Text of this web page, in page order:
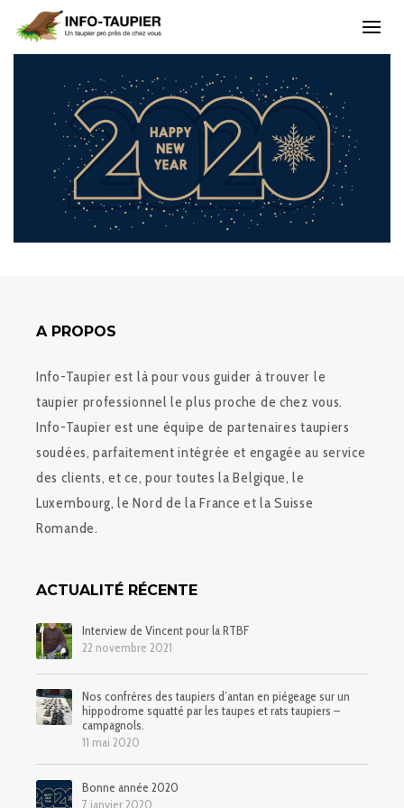
A PROPOS
Info-Taupier est là pour vous guider à trouver le
taupier professionnel le plus proche de chez vous.
Info-Taupier est une équipe de partenaires taupiers
soudées, parfaitement intégrée et engagée au service
des clients, et ce, pour toutes la Belgique, le
Luxembourg, le Nord de la France et la Suisse
Romande.
ACTUALITÉ RÉCENTE
Interview de Vincent pour la RTBF
22 novembre 2021
Nos confrères des taupiers d’antan en piégeage sur un
hippodrome squatté par les taupes et rats taupiers –
campagnols.
11 mai 2020
Bonne année 2020
7 janvier 2020